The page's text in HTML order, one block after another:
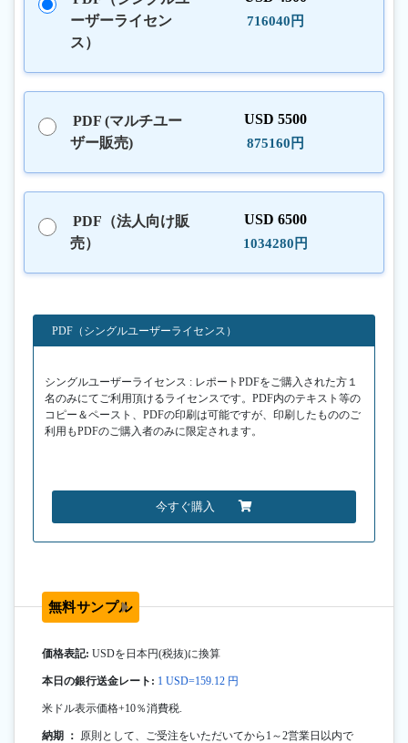
ーザーライセン
ス）
716040円
PDF (マルチユー
ザー販売)
USD 5500
875160円
PDF（法人向け販
売）
USD 6500
1034280円
PDF（シングルユーザーライセンス）
シングルユーザーライセンス : レポートPDFをご購入された方１
名のみにてご利用頂けるライセンスです。PDF内のテキスト等の
コピー＆ペースト、PDFの印刷は可能ですが、印刷したもののご
利用もPDFのご購入者のみに限定されます。
今すぐ購入
無料サンプル
価格表記: USDを日本円(税抜)に換算
本日の銀行送金レート: 1 USD=159.12 円
米ドル表示価格+10％消費税.
納期 ： 原則として、ご受注をいただいてから1～2営業日以内で